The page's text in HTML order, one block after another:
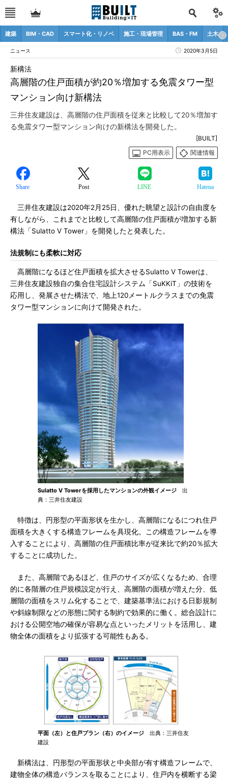
建築 BIM・CAD スマート化・リノベ 施工・現場管理 BAS・FM 土木
ニュース 2020年3月5日
高層階の住戸面積が約20％増加する免震タワー型
マンション向け新構法
新構法
三井住友建設は、高層階の住戸面積を従来と比較して20％増加す
る免震タワー型マンション向けの新構法を開発した。
[BUILT]
PC用表示
関連情報
Share Post LINE Hatena
三井住友建設は2020年2月25日、優れた眺望と設計の自由度を
有しながら、これまでと比較して高層階の住戸面積が増加する新
構法「Sulatto V Tower」を開発したと発表した。
法規制にも柔軟に対応
高層階になるほど住戸面積を拡大させるSulatto V Towerは、
三井住友建設独自の集合住宅設計システム「SuKKiT」の技術を
応用し、発展させた構法で、地上120メートルクラスまでの免震
タワー型マンションに向けて開発された。
Sulatto V Towerを採用したマンションの外観イメージ 出
典：三井住友建設
特徴は、円形型の平面形状を生かし、高層階になるにつれ住戸
面積を大きくする構造フレームを具現化。この構造フレームを導
入することにより、高層階の住戸面積比率が従来比で約20％拡大
することに成功した。
また、高層階であるほど、住戸のサイズが広くなるため、合理
的に各階層の住戸規模設定が行え、高層階の面積が増えた分、低
層階の面積をスリム化することで、建築基準法における日影規制
や斜線制限などの形態に関する制約で効果的に働く。総合設計に
おける公開空地の確保が容易な点といったメリットを活用し、建
物全体の面積をより拡張する可能性もある。
平面（左）と住戸プラン（右）のイメージ 出典：三井住友
建設
新構法は、円形型の平面形状と中央部が有す構造フレームで、
建物全体の構造バランスを取ることにより、住戸内を横断する梁